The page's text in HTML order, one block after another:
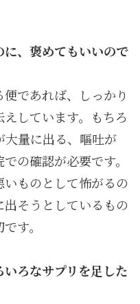
、褒めてもいいので
であれば、しっかり
しています。もちろ
大量に出る、嘔吐が
の確認が必要です。
ものとして怖がるの
そうとしているもの
す。
ろなサプリを足した